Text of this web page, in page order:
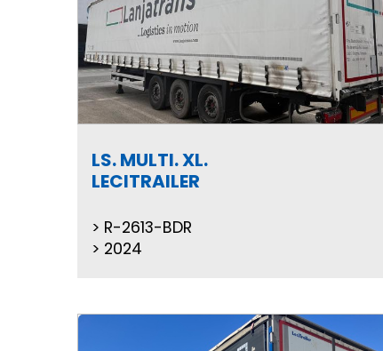
LS. MULTI. XL.
LECITRAILER
R-2613-BDR
2024